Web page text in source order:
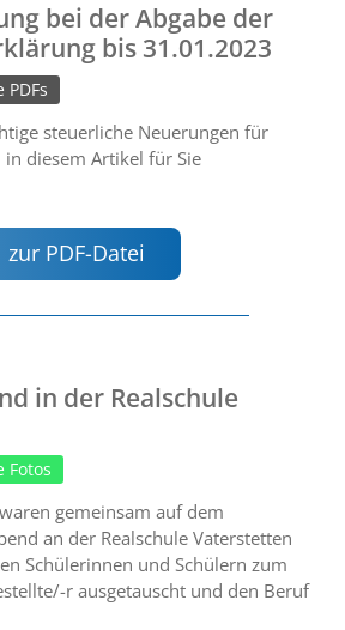
bei der Abgabe der
bis 31.01.2023
PDFs
steuerliche Neuerungen für
diesem Artikel für Sie
zur PDF-Datei
in der Realschule
Fotos
gemeinsam auf dem
an der Realschule Vaterstetten
Schülerinnen und Schülern zum
r ausgetauscht und den Beruf